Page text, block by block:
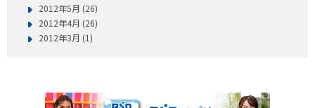
2012年5月 (26)
2012年4月 (26)
2012年3月 (1)